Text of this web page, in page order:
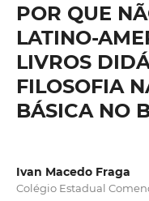
POR QUE
LATINO-
LIVROS
FILOSOFIA
BÁSICA NO
Ivan Macedo Fraga
Colégio Estadual